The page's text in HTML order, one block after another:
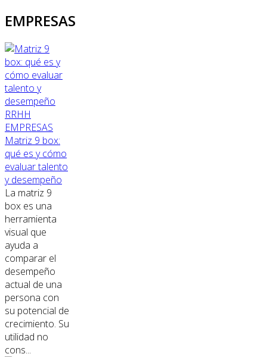
EMPRESAS
RRHH
EMPRESAS
Matriz 9 box:
qué es y cómo
evaluar talento
y desempeño
La matriz 9
box es una
herramienta
visual que
ayuda a
comparar el
desempeño
actual de una
persona con
su potencial de
crecimiento. Su
utilidad no
cons...